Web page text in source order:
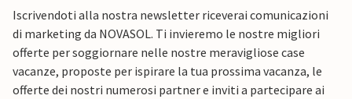
Iscrivendoti alla nostra newsletter riceverai comunicazioni
di marketing da NOVASOL. Ti invieremo le nostre migliori
offerte per soggiornare nelle nostre meravigliose case
vacanze, proposte per ispirare la tua prossima vacanza, le
offerte dei nostri numerosi partner e inviti a partecipare ai